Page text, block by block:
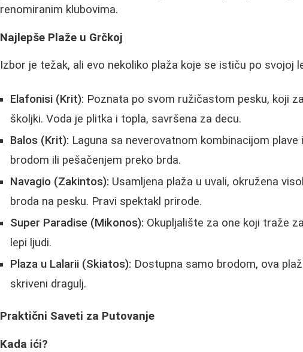
renomiranim klubovima.
Najlepše Plaže u Grčkoj
Izbor je težak, ali evo nekoliko plaža koje se ističu po svojoj
Elafonisi (Krit): Poznata po svom ružičastom pesku, koji
školjki. Voda je plitka i topla, savršena za decu.
Balos (Krit): Laguna sa neverovatnom kombinacijom
brodom ili pešačenjem preko brda.
Navagio (Zakintos): Usamljena plaža u uvali, okružena
broda na pesku. Pravi spektakl prirode.
Super Paradise (Mikonos): Okupljalište za one koji traže
lepi ljudi.
Plaza u Lalarii (Skiatos): Dostupna samo brodom, ova
skriveni dragulj.
Praktični Saveti za Putovanje
Kada ići?